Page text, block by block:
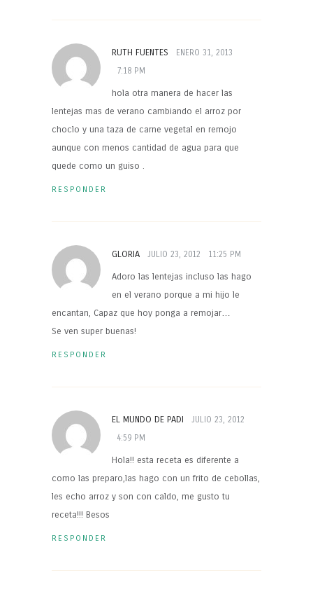
RUTH FUENTES
ENERO 31, 2013
7:18 PM
hola otra manera de hacer las
lentejas mas de verano cambiando el arroz por
choclo y una taza de carne vegetal en remojo
aunque con menos cantidad de agua para que
quede como un guiso .
RESPONDER
GLORIA JULIO 23, 2012 11:25 PM
Adoro las lentejas incluso las hago
en el verano porque a mi hijo le
encantan, Capaz que hoy ponga a remojar…
Se ven super buenas!
RESPONDER
EL MUNDO DE PADI
JULIO 23, 2012
4:59 PM
Hola!! esta receta es diferente a
como las preparo,las hago con un frito de cebollas,
les echo arroz y son con caldo, me gusto tu
receta!!! Besos
RESPONDER